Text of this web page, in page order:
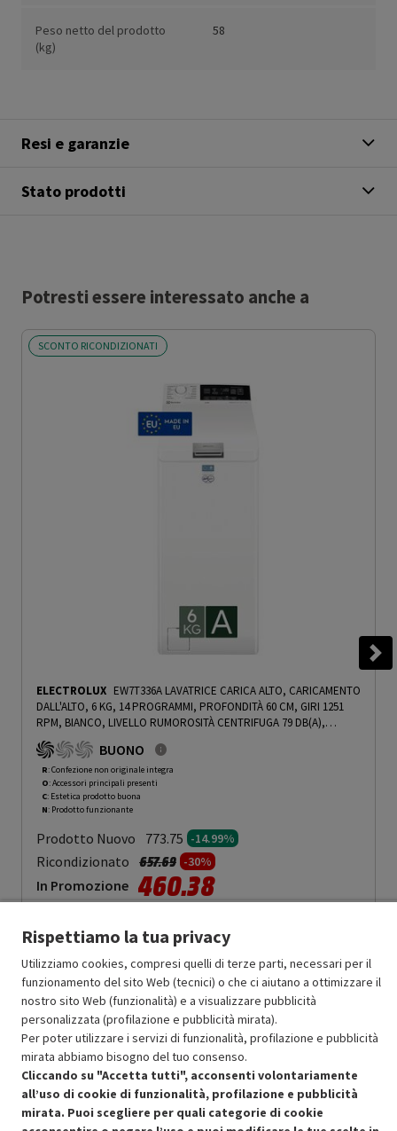
Peso netto del prodotto
(kg)
58
Resi e garanzie
Stato prodotti
Potresti essere interessato anche a
SCONTO RICONDIZIONATI
ELECTROLUX EW7T336A LAVATRICE CARICA ALTO, CARICAMENTO
DALL'ALTO, 6 KG, 14 PROGRAMMI, PROFONDITÀ 60 CM, GIRI 1251
RPM, BIANCO, LIVELLO RUMOROSITÀ CENTRIFUGA 79 DB(A),
CLASSE A - PRMG GRADING ROCN - 14.99%
- 14.99%
BUONO
R: Confezione non originale integra
O: Accessori principali presenti
C: Estetica prodotto buona
N: Prodotto funzionante
Prodotto Nuovo 773.75 -14.99%
Ricondizionato Prezzo ridotto da
657.69a-30%
In Promozione 460.38
Aggiungi al carrello
SCONTO RICONDIZIONATI
Approfitta dello sconto del 30% sul prodotto ricondizionato.
Rispettiamo la tua privacy
Utilizziamo cookies, compresi quelli di terze parti, necessari per il
funzionamento del sito Web (tecnici) o che ci aiutano a ottimizzare il
nostro sito Web (funzionalità) e a visualizzare pubblicità
personalizzata (profilazione e pubblicità mirata).
Per poter utilizzare i servizi di funzionalità, profilazione e pubblicità
mirata abbiamo bisogno del tuo consenso.
Cliccando su "Accetta tutti", acconsenti volontariamente
all’uso di cookie di funzionalità, profilazione e pubblicità
mirata. Puoi scegliere per quali categorie di cookie